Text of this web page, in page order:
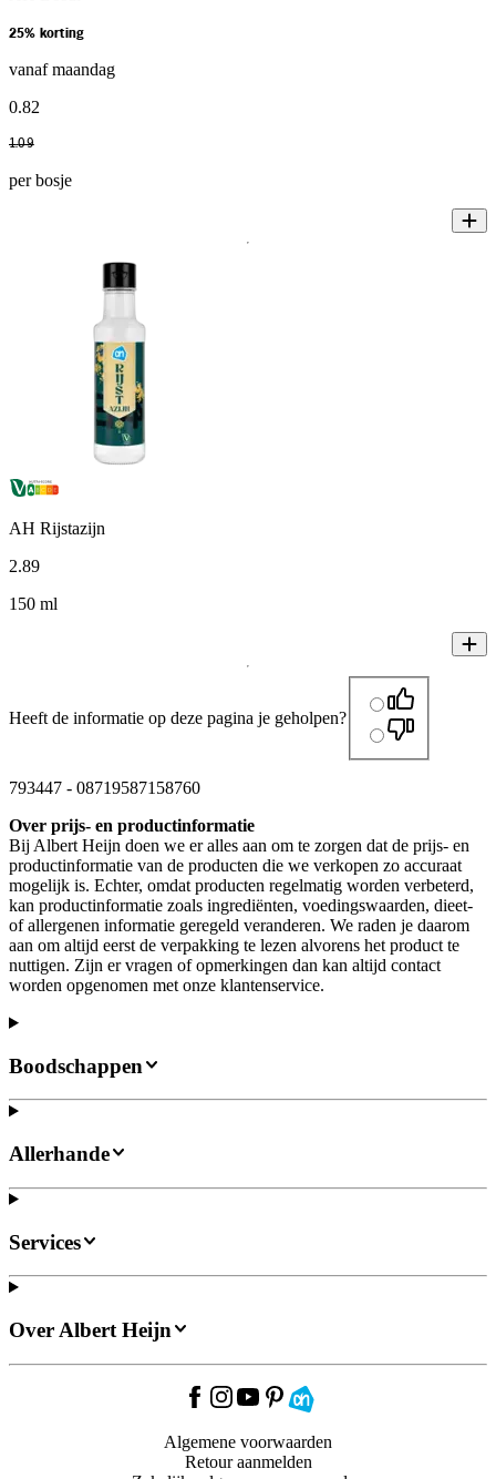
25% korting
vanaf maandag
0.82
1.09
per bosje
AH Rijstazijn
2.89
150 ml
Heeft de informatie op deze pagina je geholpen?
793447 - 08719587158760
Over prijs- en productinformatie
Bij Albert Heijn doen we er alles aan om te zorgen dat de prijs- en
productinformatie van de producten die we verkopen zo accuraat
mogelijk is. Echter, omdat producten regelmatig worden verbeterd,
kan productinformatie zoals ingrediënten, voedingswaarden, dieet-
of allergenen informatie geregeld veranderen. We raden je daarom
aan om altijd eerst de verpakking te lezen alvorens het product te
nuttigen. Zijn er vragen of opmerkingen dan kan altijd contact
worden opgenomen met onze klantenservice.
Boodschappen
Allerhande
Services
Over Albert Heijn
Algemene voorwaarden
Retour aanmelden